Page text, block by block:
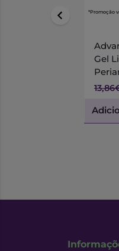
*Promoção
Gel